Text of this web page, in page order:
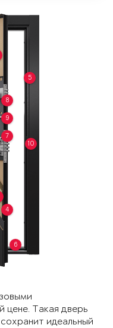
4
5
6
7
8
9
10
цене. Такая дверь
идеальный